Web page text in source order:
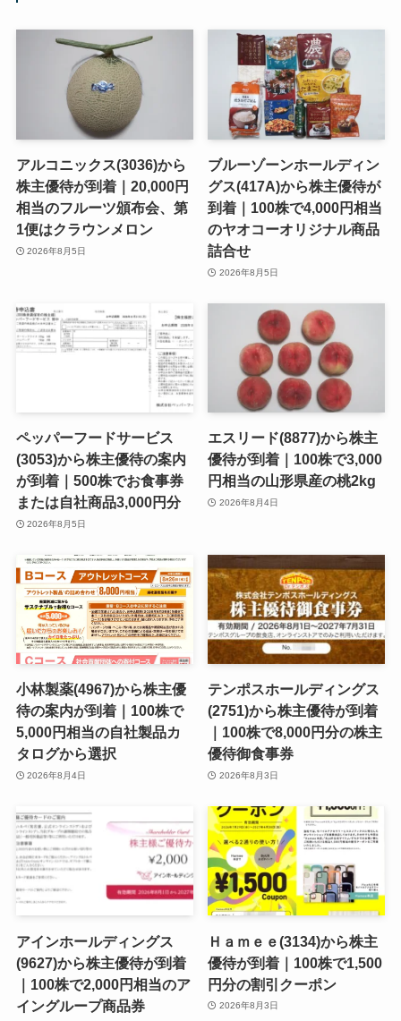
アルコニックス(3036)から
株主優待が到着｜20,000円
相当のフルーツ頒布会、第
1便はクラウンメロン
2026年8月5日
ブルーゾーンホールディン
グス(417A)から株主優待が
到着｜100株で4,000円相当
のヤオコーオリジナル商品
詰合せ
2026年8月5日
ペッパーフードサービス
(3053)から株主優待の案内
が到着｜500株でお食事券
または自社商品3,000円分
2026年8月5日
エスリード(8877)から株主
優待が到着｜100株で3,000
円相当の山形県産の桃2kg
2026年8月4日
小林製薬(4967)から株主優
待の案内が到着｜100株で
5,000円相当の自社製品カ
タログから選択
2026年8月4日
テンポスホールディングス
(2751)から株主優待が到着
｜100株で8,000円分の株主
優待御食事券
2026年8月3日
アインホールディングス
(9627)から株主優待が到着
｜100株で2,000円相当のア
イングループ商品券
Ｈａｍｅｅ(3134)から株主
優待が到着｜100株で1,500
円分の割引クーポン
2026年8月3日